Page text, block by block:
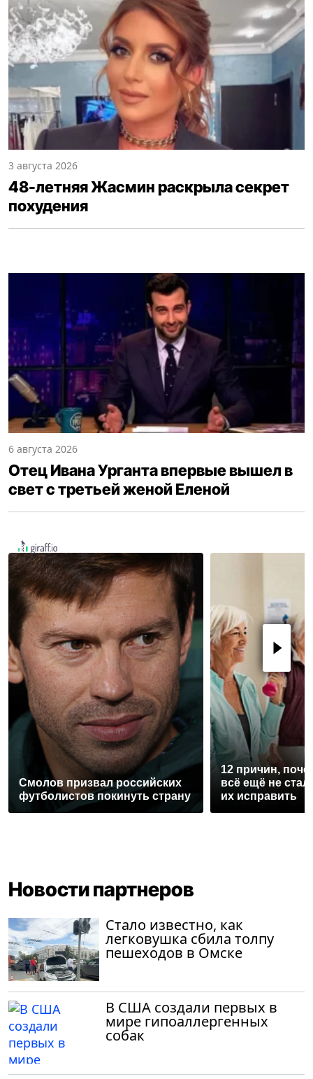
3 августа 2026
48-летняя Жасмин раскрыла секрет
похудения
6 августа 2026
Отец Ивана Урганта впервые вышел в
свет с третьей женой Еленой
Смолов призвал российских
футболистов покинуть страну
12 причин,
всё ещё не
их исправить
Новости партнеров
Стало известно, как
легковушка сбила толпу
пешеходов в Омске
В США создали первых в
мире гипоаллергенных
собак